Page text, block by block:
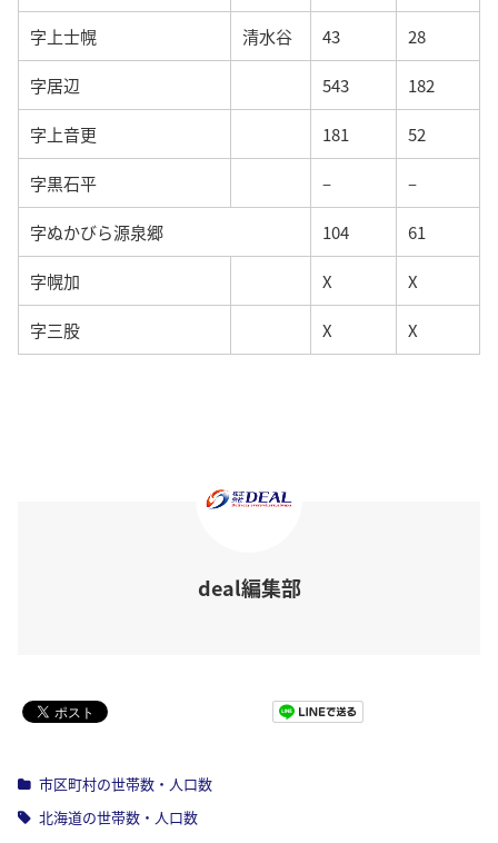
字上士幌 清水谷 43 28
字居辺 543 182
字上音更 181 52
字黒石平 – –
字ぬかびら源泉郷 104 61
字幌加 X X
字三股 X X
deal編集部
市区町村の世帯数・人口数
北海道の世帯数・人口数